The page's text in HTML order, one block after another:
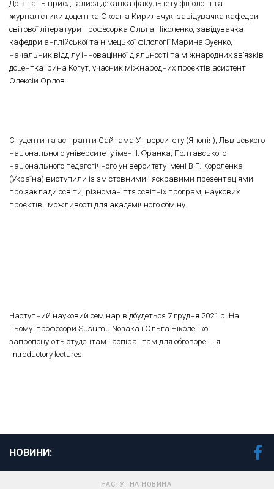
До вітань приєдналися деканка факультету філології та
журналістики доцентка Оксана Кирильчук, завідувачка кафедри
світової літератури професорка Ольга Ніколенко, завідувачка
кафедри англійської та німецької філології Марина Зуєнко,
начальник відділу інноваційної діяльності та міжнародних зв’язків
доцентка Ірина Когут, учасник міжнародних проєктів асистент
Олексій Орлов.
Студенти та аспіранти Сайтама Університету (Японія), Львівського
національного університету імені І. Франка, Полтавського
національного педагогічного університету імені В.Г. Короленка
(Україна) виступили із змістовними і яскравими презентаціями
про заклади освіти, різноманіття освітніх програм, наукових
проєктів і можливості для академічного обміну.
Наступний науковий семінар відбудеться 7 грудня 2021 р. На
ньому професори Susumu Nonaka і Ольга Ніколенко
запропонують студентам і аспірантам для обговорення
Introductory lectures.
НОВИНИ:
НАСТУПНА НОВИНА